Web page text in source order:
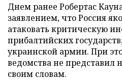
Днем ранее Робертас
заявлением, что Россия
атаковать критическую
прибалтийских
украинской армии. При
ведомства не представил
своим словам.